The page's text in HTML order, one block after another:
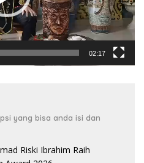
02:17
yang bisa anda isi dan